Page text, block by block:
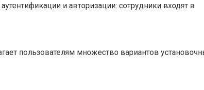
и авторизации: сотрудники входят в
пользователям множество вариантов